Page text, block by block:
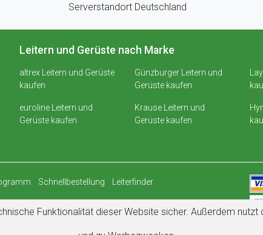
Serverstandort Deutschland
Leitern und Gerüste nach Marke
altrex Leitern und Gerüste
kaufen
euroline Leitern und
Gerüste kaufen
Günzburger Leitern und
Gerüste kaufen
Krause Leitern und
Gerüste kaufen
Schnellbestellung
Leiterfinder
Funktionalität dieser Website sicher. Außerdem